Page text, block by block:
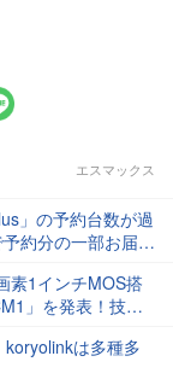
エスマックス
」の予約台数が過
約分の一部お届け
素1インチMOS搭
」を発表！技適
は多種多